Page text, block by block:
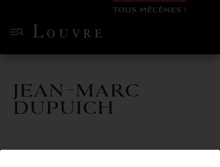
TOUS MÉCÈNES !
Jean-Marc
Dupuich